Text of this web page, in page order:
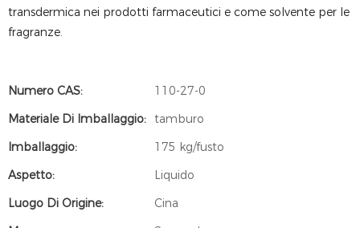
transdermica nei prodotti farmaceutici e come solvente per le
fragranze.
Numero CAS:
110-27-0
Materiale Di Imballaggio: tamburo
Imballaggio:
175 kg/fusto
Aspetto:
Liquido
Luogo Di Origine:
Cina